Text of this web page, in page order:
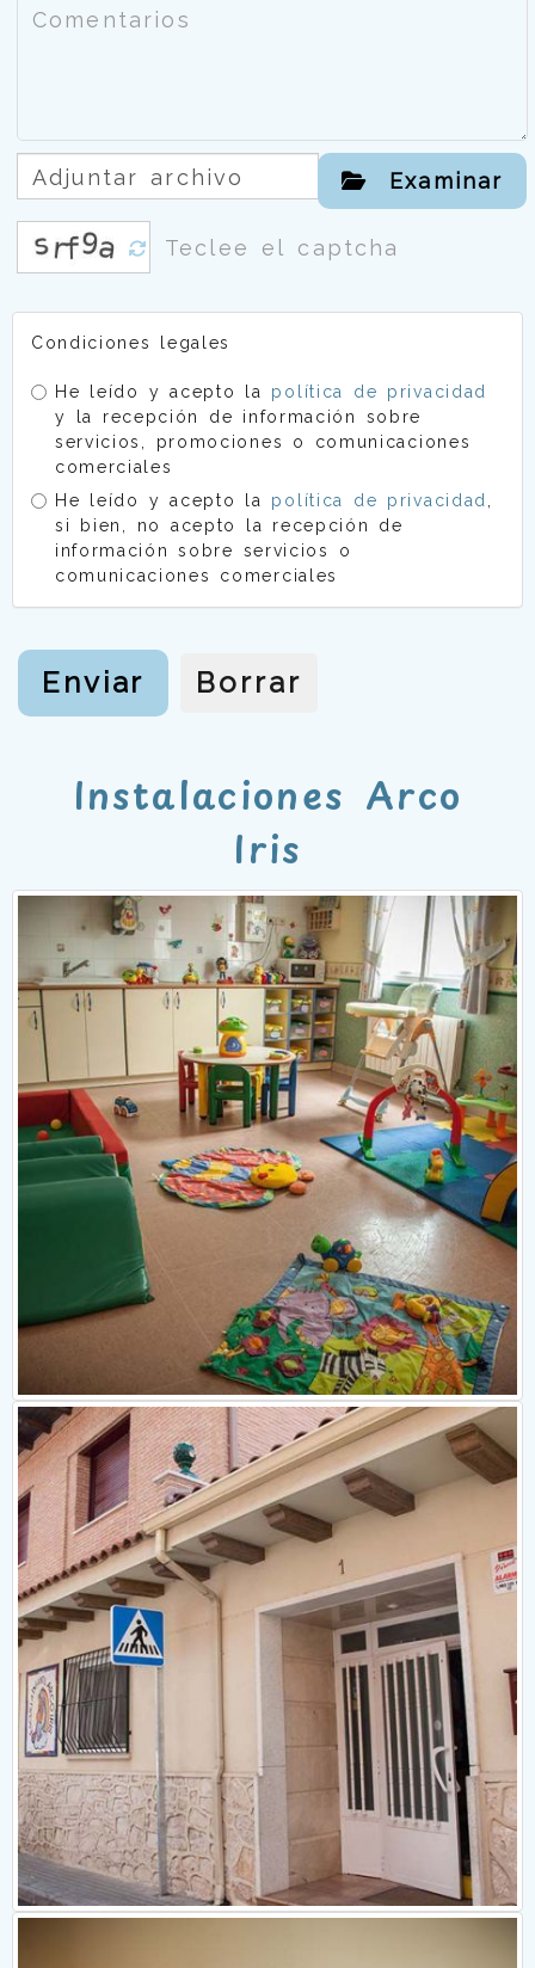
Adjuntar archivo Examinar
Condiciones legales
He leído y acepto la política de privacidad
y la recepción de información sobre
servicios, promociones o comunicaciones
comerciales
He leído y acepto la política de privacidad
si bien, no acepto la recepción de
información sobre servicios o
comunicaciones comerciales
Enviar Borrar
Instalaciones Arco
Iris